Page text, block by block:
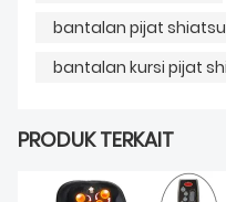
bantalan pijat shiatsu
PRODUK TERKAIT